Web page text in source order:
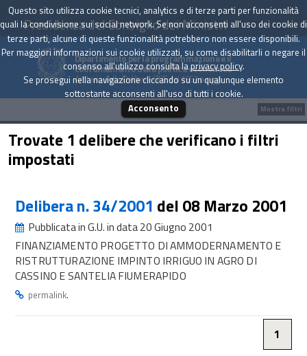
Presidenza del Consiglio dei Ministri
Dipartimento per la programmazione e il
coordinamento della politica economica
Archivio delle Delibere CIPE dal 1967 a oggi
Trovate 1 delibere che verificano i filtri
impostati
Delibera n. 34/2001 del 08 Marzo 2001
Pubblicata in G.U. in data 20 Giugno 2001
FINANZIAMENTO PROGETTO DI AMMODERNAMENTO E
RISTRUTTURAZIONE IMPINTO IRRIGUO IN AGRO DI
CASSINO E SANTELIA FIUMERAPIDO
permalink.
1
Mostra filtri
Questo sito utilizza cookie tecnici, analytics e di terze parti per funzionalità
quali la condivisione sui social network. Se non acconsenti all'uso dei cookie di
terze parti, alcune di queste funzionalità potrebbero non essere disponibili.
Per maggiori informazioni sui cookie utilizzati, su come disabilitarli o negare il
consenso all'utilizzo consulta laprivacy policy.
Se prosegui nella navigazione cliccando su un qualunque elemento
sottostante acconsenti all'uso di tutti i cookie.
Acconsento